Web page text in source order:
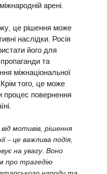
арені.
це рішення може
наслідки. Росія
його для
та
міжнаціональної
того, це може
процес повернення
мотивів, рішення
– це важлива подія,
на увагу. Воно
про трагедію